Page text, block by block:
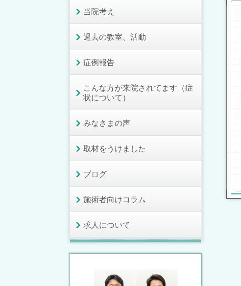
当院考え
過去の教室、活動
症例報告
こんな方が来院されてます（症
状について）
みなさまの声
取材をうけました
ブログ
施術者向けコラム
求人について